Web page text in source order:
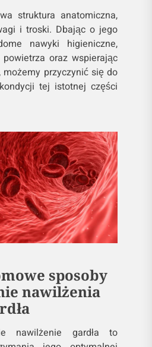
struktura anatomiczna,
i troski. Dbając o jego
nawyki higieniczne,
oraz wspierając
przyczynić się do
tej istotnej części
sposoby
nawilżenia
nawilżenie gardła to